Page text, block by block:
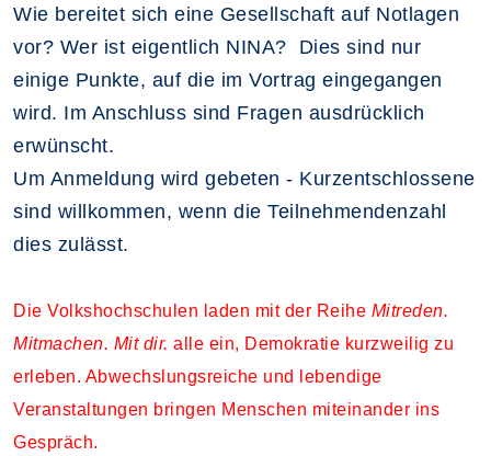
Wie bereitet sich eine Gesellschaft auf Notlagen
vor? Wer ist eigentlich NINA? Dies sind nur
einige Punkte, auf die im Vortrag eingegangen
wird. Im Anschluss sind Fragen ausdrücklich
erwünscht.
Um Anmeldung wird gebeten - Kurzentschlossene
sind willkommen, wenn die Teilnehmendenzahl
dies zulässt.
Die Volkshochschulen laden mit der Reihe Mitreden.
Mitmachen. Mit dir. alle ein, Demokratie kurzweilig zu
erleben. Abwechslungsreiche und lebendige
Veranstaltungen bringen Menschen miteinander ins
Gespräch.